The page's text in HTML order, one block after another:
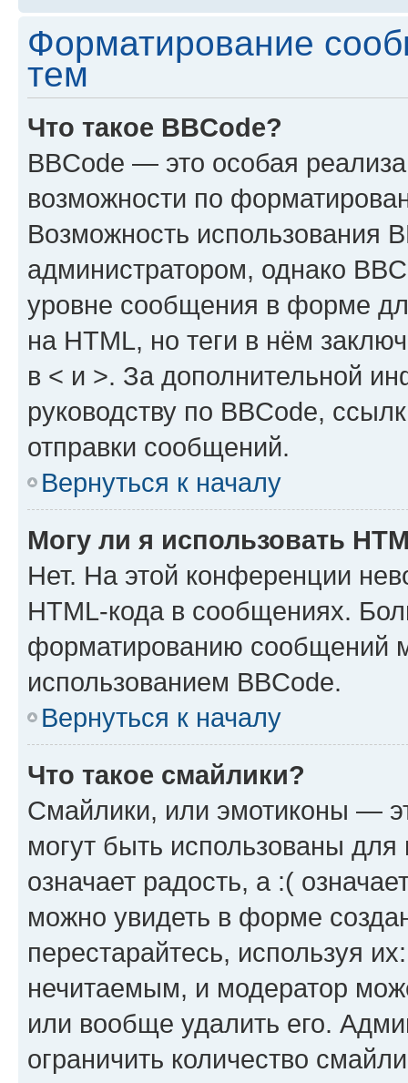
Форматирование
тем
Что такое BBCode?
BBCode — это особая
возможности по
Возможность использования
администратором, однако
уровне сообщения в форме
на HTML, но теги в нём
в < и >. За дополнительной
руководству по BBCode,
отправки сообщений.
Вернуться к началу
Могу ли я использовать
Нет. На этой конференции
HTML-кода в сообщениях.
форматированию сообщений
использованием BBCode.
Вернуться к началу
Что такое смайлики?
Смайлики, или эмотиконы —
могут быть использованы
означает радость, а :(
можно увидеть в форме
перестарайтесь, используя
нечитаемым, и модератор
или вообще удалить его.
ограничить количество